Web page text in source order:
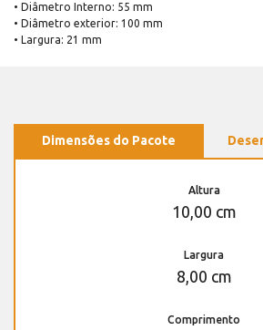
• Diâmetro Interno: 55 mm
• Diâmetro exterior: 100 mm
• Largura: 21 mm
Dimensões do Pacote
Altura
10,00 cm
Largura
8,00 cm
Comprimento